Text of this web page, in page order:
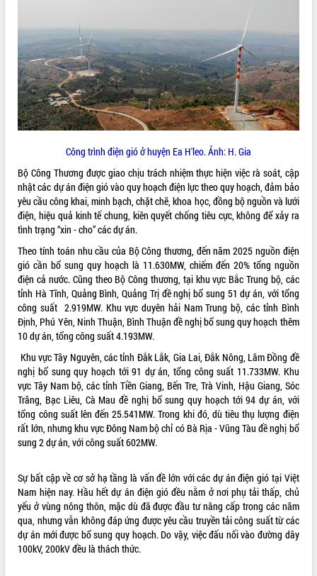
ĐIỂM TIN VĂN BẢN
QUY HOẠCH - KẾ HOẠCH
Không có file video nào để phát.
ALBUM ẢNH
LIÊN KẾT WEB
Công trình điện gió ở huyện Ea H'leo. Ảnh: H. Gia
Bộ Công Thương được giao chịu trách nhiệm thực hiện việc rà soát, cập
nhật các dự án điện gió vào quy hoạch điện lực theo quy hoạch, đảm bảo
yêu cầu công khai, minh bạch, chặt chẽ, khoa học, đồng bộ nguồn và lưới
điện, hiệu quả kinh tế chung, kiên quyết chống tiêu cực, không để xảy ra
tình trạng “xin - cho” các dự án.
Theo tính toán nhu cầu của Bộ Công thương, đến năm 2025 nguồn điện
gió cần bổ sung quy hoạch là 11.630MW, chiếm đến 20% tổng nguồn
điện cả nước. Cũng theo Bộ Công thương, tại khu vực Bắc Trung bộ, các
tỉnh Hà Tĩnh, Quảng Bình, Quảng Trị đề nghị bổ sung 51 dự án, với tổng
công suất 2.919MW. Khu vực duyên hải Nam Trung bộ, các tỉnh Bình
Định, Phú Yên, Ninh Thuận, Bình Thuận đề nghị bổ sung quy hoạch thêm
10 dự án, tổng công suất 4.193MW.
Khu vực Tây Nguyên, các tỉnh Đắk Lắk, Gia Lai, Đắk Nông, Lâm Đồng đề
nghị bổ sung quy hoạch tới 91 dự án, tổng công suất 11.733MW. Khu
vực Tây Nam bộ, các tỉnh Tiền Giang, Bến Tre, Trà Vinh, Hậu Giang, Sóc
Trăng, Bạc Liêu, Cà Mau đề nghị bổ sung quy hoạch tới 94 dự án, với
tổng công suất lên đến 25.541MW. Trong khi đó, dù tiêu thụ lượng điện
rất lớn, nhưng khu vực Đông Nam bộ chỉ có Bà Rịa - Vũng Tàu đề nghị bổ
sung 2 dự án, với công suất 602MW.
Sự bất cập về cơ sở hạ tầng là vấn đề lớn với các dự án điện gió tại Việt
Nam hiện nay. Hầu hết dự án điện gió đều nằm ở nơi phụ tải thấp, chủ
yếu ở vùng nông thôn, mặc dù đã được đầu tư nâng cấp trong các năm
qua, nhưng vẫn không đáp ứng được yêu cầu truyền tải công suất từ các
dự án mới được bổ sung quy hoạch. Do vậy, việc đấu nối vào đường dây
100kV, 200kV đều là thách thức.